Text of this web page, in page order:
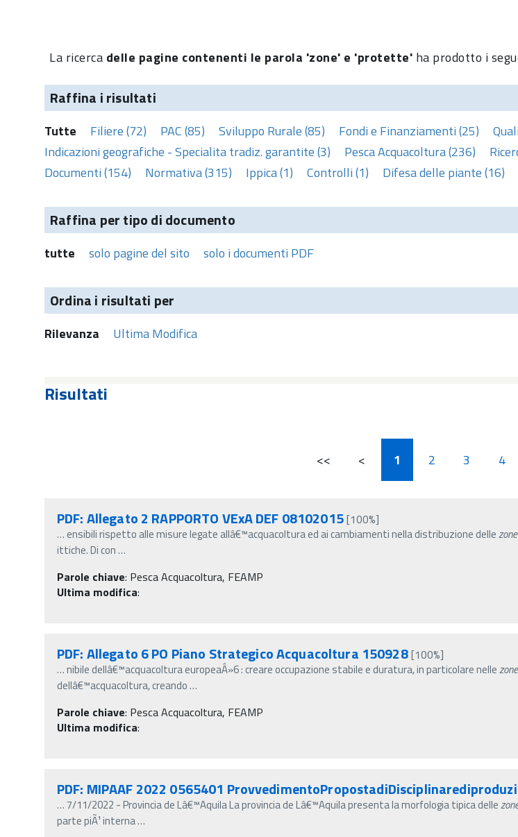
La ricerca delle pagine contenenti le parola 'zone' e 'protette' ha prodotto i
Raffina i risultati
Tutte Filiere (72) PAC (85) Sviluppo Rurale (85) Fondi e Finanziamenti (25)
Indicazioni geografiche - Specialita tradiz. garantite (3)
Pesca Acquacoltura (236)
Documenti (154)
Normativa (315) Ippica (1) Controlli (1) Difesa delle piante (16)
Raffina per tipo di documento
tutte solo pagine del sito solo i documenti PDF
Ordina i risultati per
Rilevanza Ultima Modifica
Risultati
<< < 1 2 3 4
PDF: Allegato 2 RAPPORTO VExA DEF 08102015[100%]
… ensibili rispetto alle misure legate allâ€™acquacoltura ed ai cambiamenti nella distribuzione dellezone
ittiche. Di con…
Parole chiave: Pesca Acquacoltura, FEAMP
Ultima modifica:
PDF: Allegato 6 PO Piano Strategico Acquacoltura 150928[100%]
…nibile dellâ€™acquacoltura europeaÂ»6 : creare occupazione stabile e duratura, in particolare nellezone
dellâ€™acquacoltura, creando…
Parole chiave: Pesca Acquacoltura, FEAMP
Ultima modifica:
PDF: MIPAAF 2022 0565401
… 7/11/2022 - Provincia de Lâ€™Aquila La provincia de Lâ€™Aquila presenta la morfologia tipica delle
parte piÃ¹ interna…